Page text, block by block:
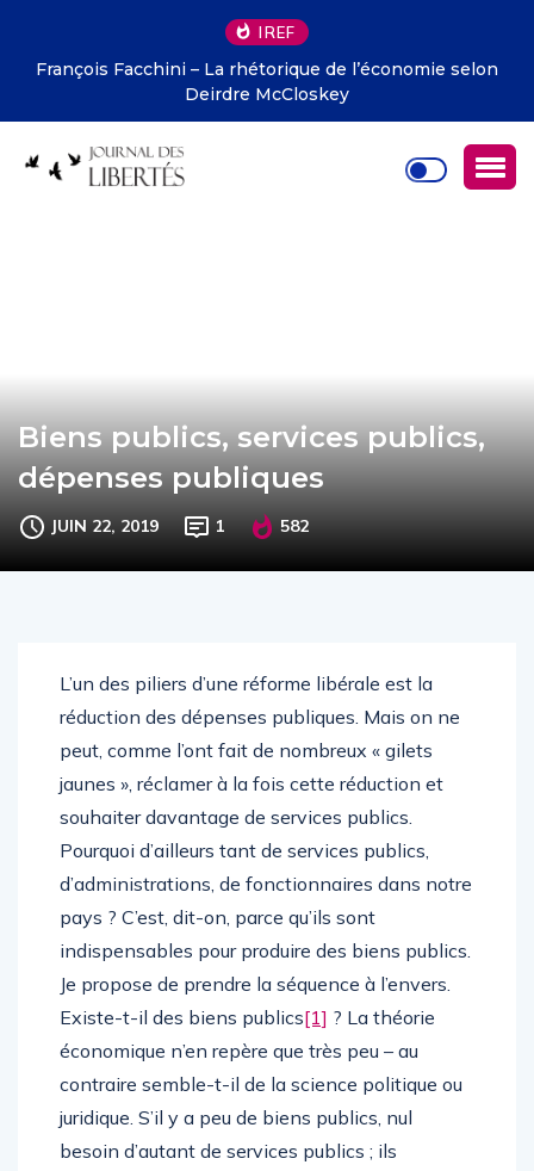
IREF
François Facchini – La rhétorique de l’économie selon
Deirdre McCloskey
Biens publics, services publics,
dépenses publiques
JUIN 22, 2019 1 582
L’un des piliers d’une réforme libérale est la
réduction des dépenses publiques. Mais on ne
peut, comme l’ont fait de nombreux « gilets
jaunes », réclamer à la fois cette réduction et
souhaiter davantage de services publics.
Pourquoi d’ailleurs tant de services publics,
d’administrations, de fonctionnaires dans notre
pays ? C’est, dit-on, parce qu’ils sont
indispensables pour produire des biens publics.
Je propose de prendre la séquence à l’envers.
Existe-t-il des biens publics[1] ? La théorie
économique n’en repère que très peu – au
contraire semble-t-il de la science politique ou
juridique. S’il y a peu de biens publics, nul
besoin d’autant de services publics ; ils